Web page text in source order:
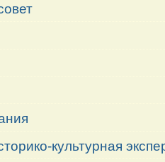
культурная